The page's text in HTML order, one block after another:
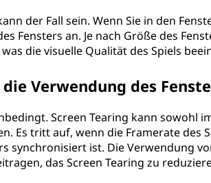
der Fall sein. Wenn Sie in den
Fensters an. Je nach Größe des
die visuelle Qualität des Spiels
die Verwendung des
Screen Tearing kann sowohl
Es tritt auf, wenn die Framerate des
synchronisiert ist. Die Verwendung
das Screen Tearing zu